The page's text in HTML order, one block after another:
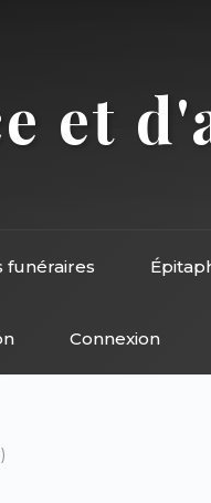
et
funéraires
Connexion